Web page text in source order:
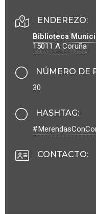
ENDEREZO:
Biblioteca
15011A Coruña
NÚMERO DE
30
HASHTAG:
CONTACTO: